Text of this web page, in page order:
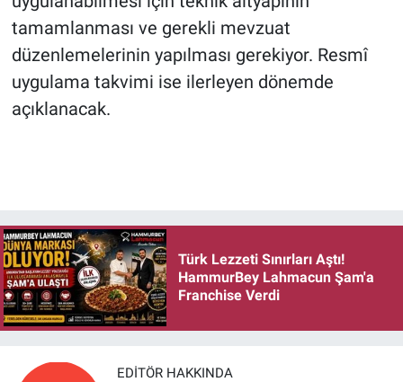
tamamlanması ve gerekli mevzuat
düzenlemelerinin yapılması gerekiyor. Resmî
uygulama takvimi ise ilerleyen dönemde
açıklanacak.
Türk Lezzeti Sınırları Aştı!
HammurBey Lahmacun Şam'a
Franchise Verdi
EDITÖR HAKKINDA